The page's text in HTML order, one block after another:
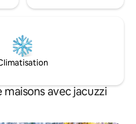
avec jacuzzi